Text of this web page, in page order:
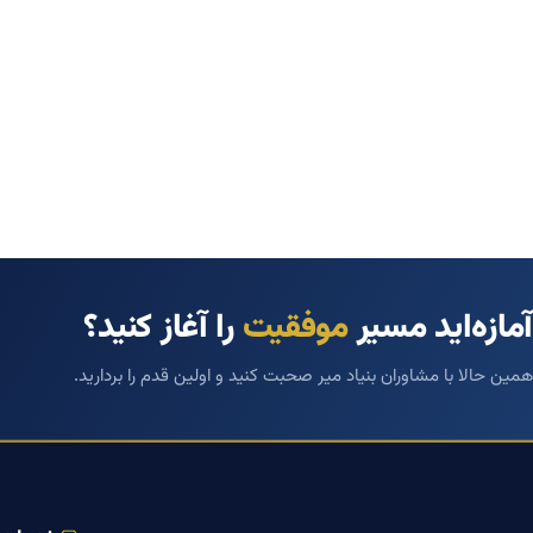
آمازه‌اید مسیرموفقیترا آغاز کنید؟
همین حالا با مشاوران بنیاد میر صحبت کنید و اولین قدم را بردارید.